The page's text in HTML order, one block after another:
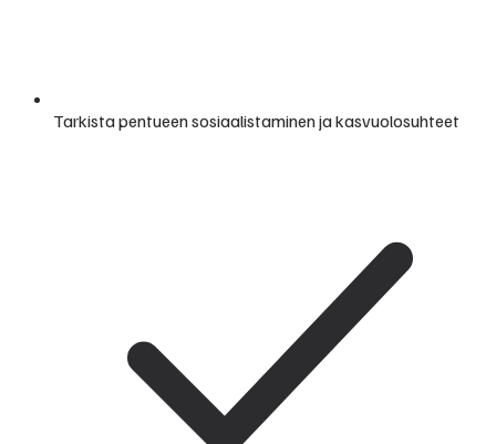
Tarkista pentueen sosiaalistaminen ja kasvuolosuhteet